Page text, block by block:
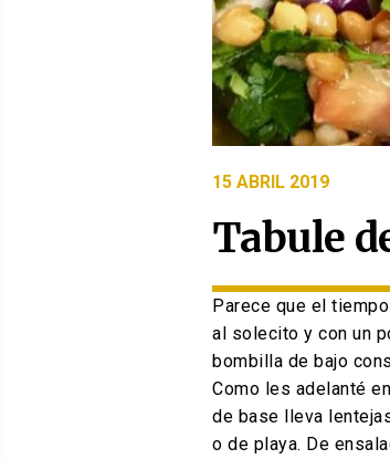
PUBLICADO
15 ABRIL 2019
Tabule
Parece que el
al solecito y con un
bombilla de bajo
Como les adelanté
de base lleva
o de playa. De